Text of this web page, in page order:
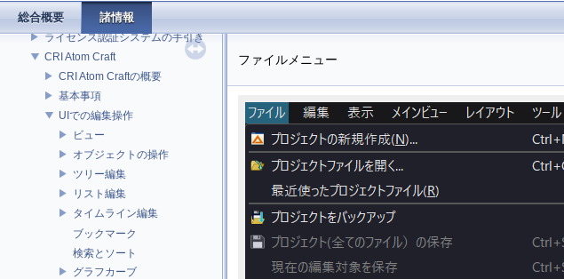
総合概要 諸情報
CRI ADX ツールの動作環境
ライセンス認証システムの手引き
CRI Atom Craft
CRI Atom Craftの概要
基本事項
UIでの編集操作
ビュー
オブジェクトの操作
ツリー編集
リスト編集
タイムライン編集
ブックマーク
検索とソート
グラフカーブ
ファイルメニュー